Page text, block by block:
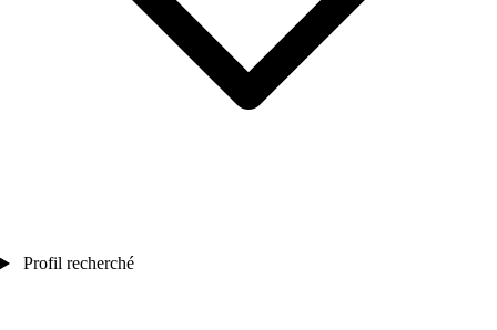
Profil recherché